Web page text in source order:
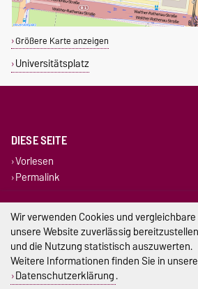
Größere Karte anzeigen
Universitätsplatz
DIESE SEITE
Vorlesen
Permalink
Impressum
Datenschutz
Barrierefreiheit
Wir verwenden Cookies und
unsere Website zuverlässig
und die Nutzung statistisch auszuwerten.
Weitere Informationen finden Sie in
Datenschutzerklärung.